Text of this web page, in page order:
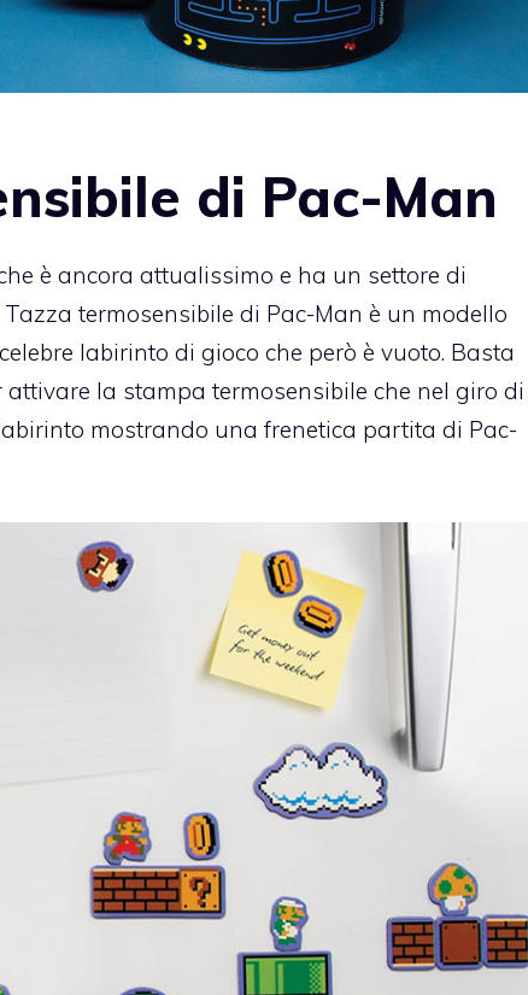
di Pac-Man
è ancora attualissimo e ha un settore di
termosensibile di Pac-Man è un modello
labirinto di gioco che però è vuoto. Basta
la stampa termosensibile che nel giro di
mostrando una frenetica partita di Pac-